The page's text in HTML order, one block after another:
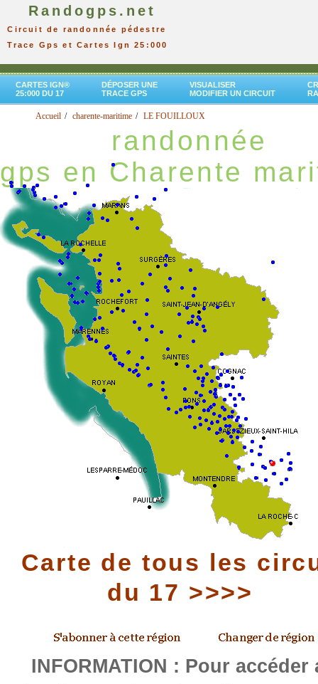
Randogps.net
Circuit de randonnée pédestre
Trace Gps et Cartes Ign 25:000
CARTES IGN®
25:000 DU 17
DÉPOSER UNE
TRACE GPS
VISUALISER
MODIFIER UN CIRCUIT
Accueil charente-maritime LE FOUILLOUX
randonnée
gps en Charente
Carte de tous les
du 17 >>>>
INFORMATION : Pour accéder